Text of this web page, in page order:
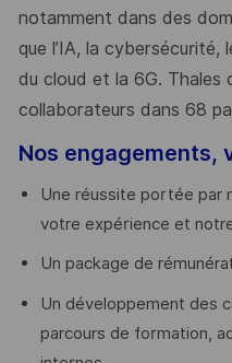
notamment dans des
que l’IA, la cybersécurité,
du cloud et la 6G. Thales
collaborateurs dans 68
Nos engagements,
Une réussite portée par
votre expérience et
Un package de
Un développement des
parcours de formation,